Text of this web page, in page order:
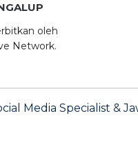
oleh
Network.
Media Specialist &